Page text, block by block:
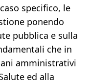
specifico, le
ponendo
pubblica e sulla
che in
amministrativi
ed alla